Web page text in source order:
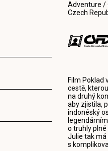
Adventure /
Czech
Film Poklad
cestě,
na druhý
aby zjistila,
indonéský
o truhly
Julie tak má
s